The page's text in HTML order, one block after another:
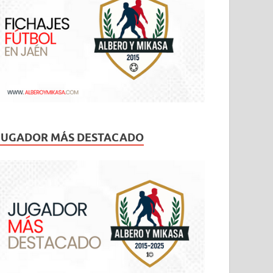
MÁS DESTACADO